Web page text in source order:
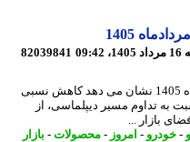
82039841
بررسی بازار خودرو امروز جمعه 16 مردادماه 1405 نشان می دهد کاهش نسبی
مسیر دیپلماسی، از
...
-امروز- محصولات-بازار